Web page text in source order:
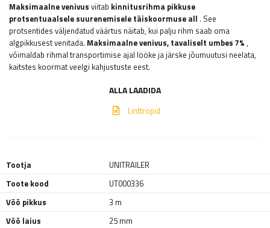
Maksimaalne venivus viitab kinnitusrihma pikkuse
protsentuaalsele suurenemisele täiskoormuse all . See
protsentides väljendatud väärtus näitab, kui palju rihm saab oma
algpikkusest venitada. Maksimaalne venivus, tavaliselt umbes 7% ,
võimaldab rihmal transportimise ajal lööke ja järske jõumuutusi neelata,
kaitstes koormat veelgi kahjustuste eest.
ALLA LAADIDA
Linttropid
Tootja
UNITRAILER
Toote kood
UT000336
Vöö pikkus
3 m
Vöö laius
25 mm